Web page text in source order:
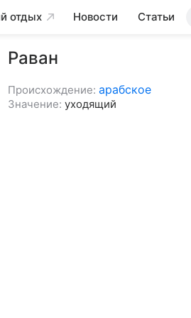
отдых Новости Статьи
Раван
Происхождение: арабское
Значение: уходящий